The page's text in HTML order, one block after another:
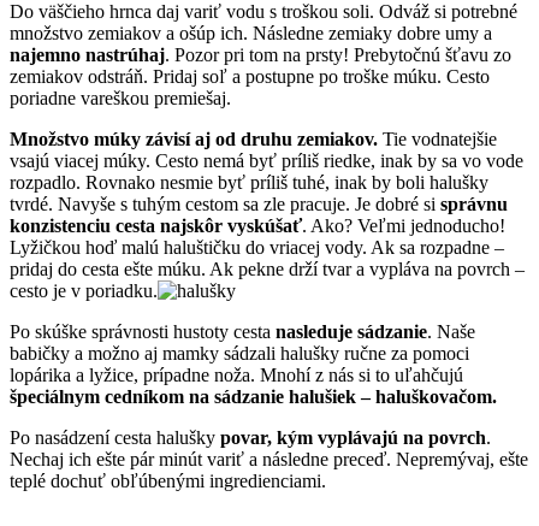
Do väščieho hrnca daj variť vodu s troškou soli. Odváž si potrebné
množstvo zemiakov a ošúp ich. Následne zemiaky dobre umy a
najemno nastrúhaj. Pozor pri tom na prsty! Prebytočnú šťavu zo
zemiakov odstráň. Pridaj soľ a postupne po troške múku. Cesto
poriadne vareškou premiešaj.
Množstvo múky závisí aj od druhu zemiakov. Tie vodnatejšie
vsajú viacej múky. Cesto nemá byť príliš riedke, inak by sa vo vode
rozpadlo. Rovnako nesmie byť príliš tuhé, inak by boli halušky
tvrdé. Navyše s tuhým cestom sa zle pracuje. Je dobré si správnu
konzistenciu cesta najskôr vyskúšať. Ako? Veľmi jednoducho!
Lyžičkou hoď malú haluštičku do vriacej vody. Ak sa rozpadne –
pridaj do cesta ešte múku. Ak pekne drží tvar a vypláva na povrch –
cesto je v poriadku.
Po skúške správnosti hustoty cesta nasleduje sádzanie. Naše
babičky a možno aj mamky sádzali halušky ručne za pomoci
lopárika a lyžice, prípadne noža. Mnohí z nás si to uľahčujú
špeciálnym cedníkom na sádzanie halušiek – haluškovačom.
Po nasádzení cesta halušky povar, kým vyplávajú na povrch.
Nechaj ich ešte pár minút variť a následne preceď. Nepremývaj, ešte
teplé dochuť obľúbenými ingredienciami.